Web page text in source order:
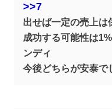
>>7
出せば一定の売上は
成功する可能性は
ンディ
今後どちらが安泰で